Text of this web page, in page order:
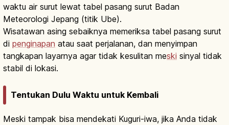
waktu air surut lewat tabel pasang surut Badan
Meteorologi Jepang (titik Ube).
Wisatawan asing sebaiknya memeriksa tabel pasang surut
di penginapan atau saat perjalanan, dan menyimpan
tangkapan layarnya agar tidak kesulitan meski sinyal tidak
stabil di lokasi.
Tentukan Dulu Waktu untuk Kembali
Meski tampak bisa mendekati Kuguri-iwa, jika Anda tidak